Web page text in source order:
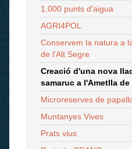
1.000 punts d'aigua
AGRI4POL
Conservem la natura a
de l'Alt Segre
Creació d'una nova
samaruc a l'Ametlla de
Microreserves de
Muntanyes Vives
Prats vius